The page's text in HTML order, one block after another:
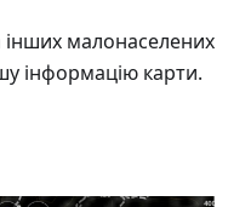
малонаселених
інформацію карти.